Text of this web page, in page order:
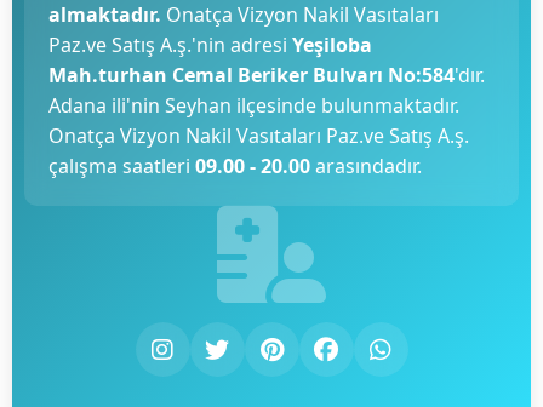
almaktadır. Onatça Vizyon Nakil Vasıtaları
Paz.ve Satış A.ş.'nin adresi Yeşiloba
Mah.turhan Cemal Beriker Bulvarı No:584'dır.
Adana ili'nin Seyhan ilçesinde bulunmaktadır.
Onatça Vizyon Nakil Vasıtaları Paz.ve Satış A.ş.
çalışma saatleri 09.00 - 20.00arasındadır.